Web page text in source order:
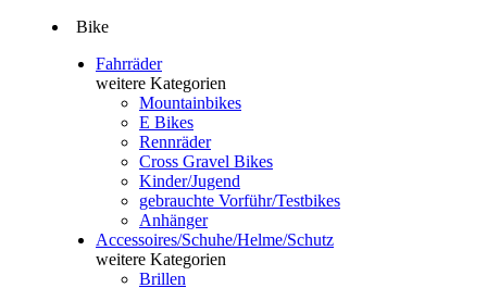
Bike
Fahrräder
weitere Kategorien
Mountainbikes
E Bikes
Rennräder
Cross Gravel Bikes
Kinder/Jugend
gebrauchte Vorführ/Testbikes
Anhänger
Accessoires/Schuhe/Helme/Schutz
weitere Kategorien
Brillen